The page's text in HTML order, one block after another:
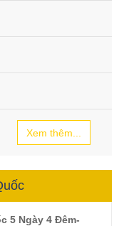
Xem thêm...
5 Ngày 4 Đêm-